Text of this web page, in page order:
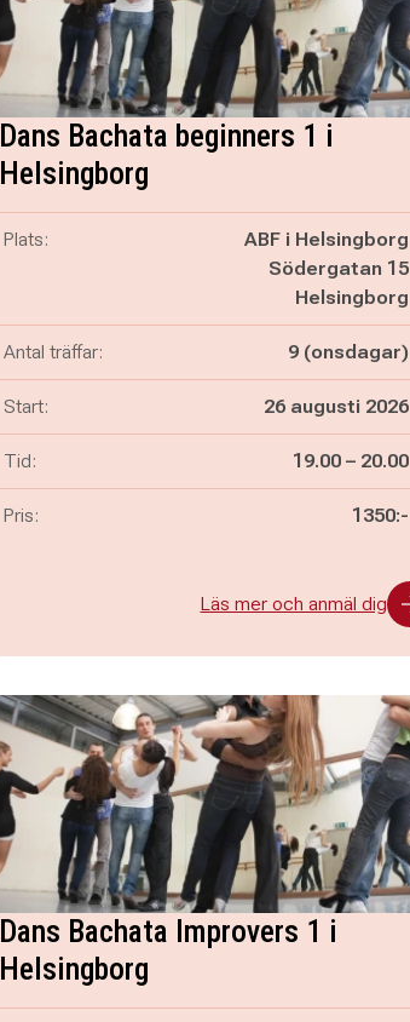
Dans Bachata beginners 1 i
Helsingborg
Plats:
ABF i Helsingborg
Södergatan 15
Helsingborg
Antal träffar: 9 (onsdagar)
Start: 26 augusti 2026
Tid: Pågår mellan
19.00 – och
20.00
Pris: 1350:-
Läs mer och anmäl dig
Dans Bachata Improvers 1 i
Helsingborg